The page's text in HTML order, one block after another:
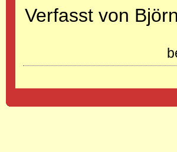
Verfasst von